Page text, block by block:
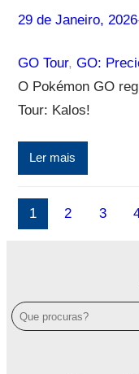
29 de Janeiro, 2026
GO Tour, GO:
O Pokémon GO
Tour: Kalos!
Ler mais
1 2 3
P
e